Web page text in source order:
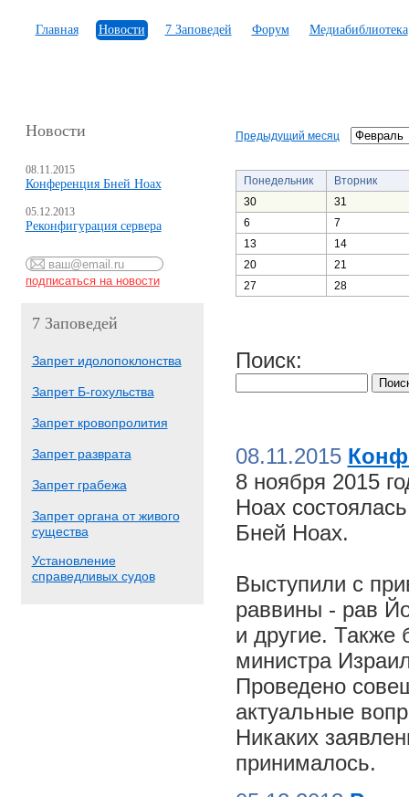
Главная Новости 7 Заповедей Форум Медиабиблиотека
Новости
08.11.2015
Конференция Бней Ноах
05.12.2013
Реконфигурация сервера
7 Заповедей
Запрет идолопоклонства
Запрет Б-гохульства
Запрет кровопролития
Запрет разврата
Запрет грабежа
Запрет органа от живого
существа
Установление
справедливых судов
Предыдущий месяц
Понедельник
Вторник
30
31
6
7
13
14
20
21
27
28
Поиск:
08.11.2015
8 ноября 2015
Ноах
Бней Ноах.
Выступили с
раввины - рав
и другие. Также
министра
Проведено
актуальные
Никаких
принималось.